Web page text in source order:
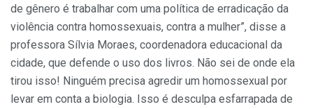
de gênero é trabalhar com uma política de erradicação da
violência contra homossexuais, contra a mulher”, disse a
professora Sílvia Moraes, coordenadora educacional da
cidade, que defende o uso dos livros. Não sei de onde ela
tirou isso! Ninguém precisa agredir um homossexual por
levar em conta a biologia. Isso é desculpa esfarrapada de